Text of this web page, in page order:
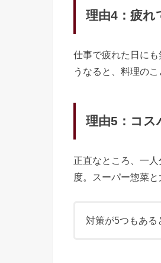
理由4：疲れ
仕事で疲れた日に
うなると、料理の
理由5：コス
正直なところ、一
度。スーパー惣菜
対策が5つもある